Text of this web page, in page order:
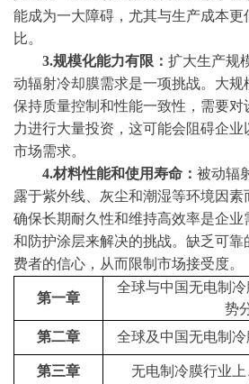
能成为一大障碍，尤其与生产成本更
比。
3.规模化能力有限： 扩大生产规
动辐射冷却膜需求是一项挑战。大
保持质量控制和性能一致性，需要对
力进行大量投资，这可能会阻碍企业
市场需求。
4.材料性能和使用寿命： 被动辐
露于紫外线、灰尘和潮湿等环境因素
确保长期耐久性和维持高效率是企
和防护涂层来解决的挑战。缺乏可靠
费者的信心，从而限制市场接受度。
第一章
全球与中国无电制
势
第二章
全球及中国无电制
第三章 无电制冷膜行业